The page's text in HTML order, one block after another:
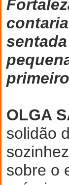
OLGA
solidão
sobre o